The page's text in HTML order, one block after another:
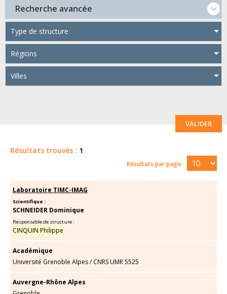
Recherche avancée
Type de structure
Régions
Villes
VALIDER
Résultats trouvés : 1
Résultats par page:
Laboratoire TIMC-IMAG
Scientifique :
SCHNEIDER Dominique
Responsable de structure :
CINQUIN Philippe
Académique
Université Grenoble Alpes/CNRS UMR 5525
Auvergne-Rhône Alpes